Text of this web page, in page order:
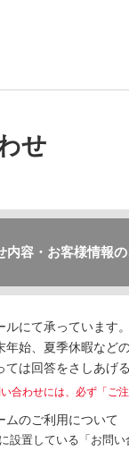
せ
内容・お客様情報
ルにて承っています
年始、夏季休暇など
ては回答をさしあげ
合わせには、必ず「ご
ムのご利用について
設置している「お問